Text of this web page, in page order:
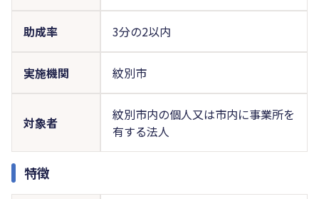
助成率 3分の2以内
実施機関 紋別市
対象者
紋別市内の個人又は市内に事業所を
有する法人
特徴